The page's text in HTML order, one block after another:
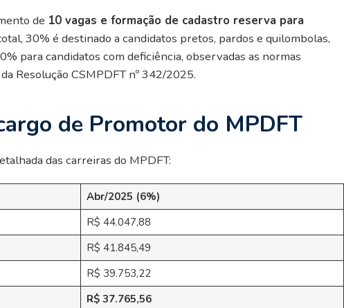
de 10 vagas e formação de cadastro reserva para
30% é destinado a candidatos pretos, pardos e quilombolas,
para candidatos com deficiência, observadas as normas
Resolução CSMPDFT nº 342/2025.
de Promotor do MPDFT
das carreiras do MPDFT:
Abr/2025 (6%)
R$ 44.047,88
R$ 41.845,49
R$ 39.753,22
R$ 37.765,56